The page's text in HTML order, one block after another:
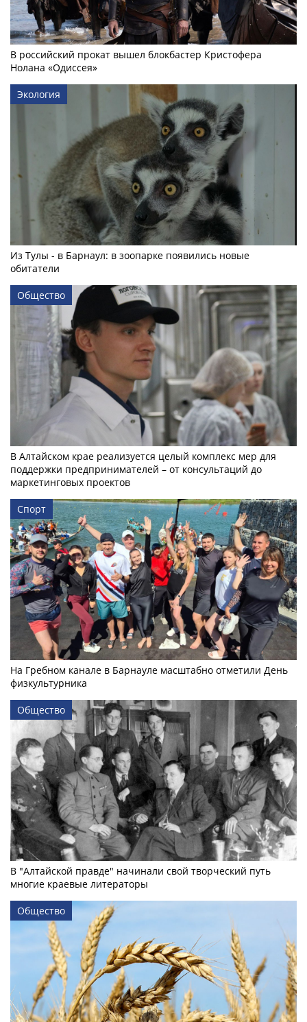
В российский прокат вышел блокбастер Кристофера
Нолана «Одиссея»
Экология
Из Тулы - в Барнаул: в зоопарке появились новые
обитатели
Общество
В Алтайском крае реализуется целый комплекс мер для
поддержки предпринимателей – от консультаций до
маркетинговых проектов
Спорт
На Гребном канале в Барнауле масштабно отметили День
физкультурника
Общество
В "Алтайской правде" начинали свой творческий путь
многие краевые литераторы
Общество